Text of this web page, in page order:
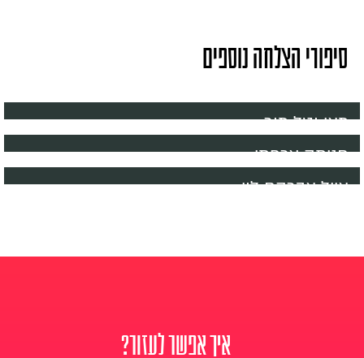
סיפורי הצלחה נוספים
מאי וטל מור
חניתה צרפתי
אייל אברהם לוי
איך אפשר לעזור?